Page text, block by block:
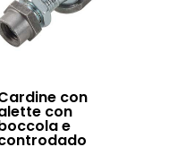
con
con
e